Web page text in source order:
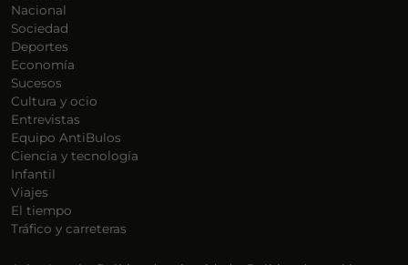
Nacional
Sociedad
Deportes
Economía
Sucesos
Cultura y ocio
Entrevistas
Equipo AntiBulos
Ciencia y tecnología
Infantil
Viajes
El tiempo
Tráfico y carreteras